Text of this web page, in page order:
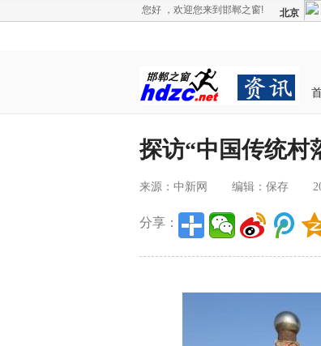
您好 ，欢迎您来到邯郸之窗!
探访“中国传统村
来源：中新网 编辑：保存
分享：